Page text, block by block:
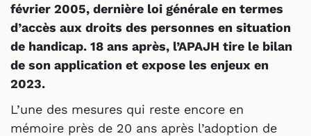
février 2005, dernière loi générale en termes
d’accès aux droits des personnes en situation
de handicap. 18 ans après, l’APAJH tire le bilan
de son application et expose les enjeux en
2023.
L’une des mesures qui reste encore en
mémoire près de 20 ans après l’adoption de